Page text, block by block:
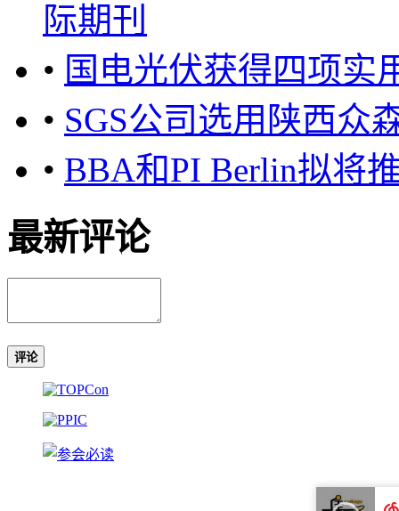
际期刊
• 国电光伏获得四项实
• SGS公司选用陕西众
• BBA和PI Berlin拟将
最新评论
评论